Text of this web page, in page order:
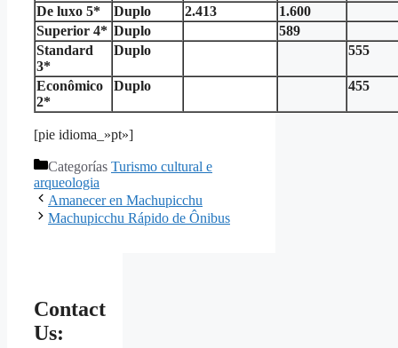
De luxo 5* Duplo 2.413
1.600
Superior 4* Duplo
589
Standard
3*
Duplo 555
Econômico
2*
Duplo 455
[pie idioma_»pt»]
Categorías Turismo cultural e
arqueologia
Amanecer en Machupicchu
Machupicchu Rápido de Ônibus
Contact
Us: